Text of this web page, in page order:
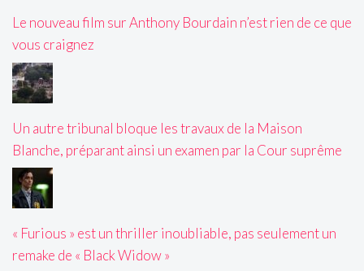
Le nouveau film sur Anthony Bourdain n’est rien de ce que
vous craignez
Un autre tribunal bloque les travaux de la Maison
Blanche, préparant ainsi un examen par la Cour suprême
« Furious » est un thriller inoubliable, pas seulement un
remake de « Black Widow »